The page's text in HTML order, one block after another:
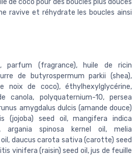
ravive et réhydrate les boucles ainsi
parfum (fragrance), huile de ricin
de butyrospermum parkii (shea),
noix de coco), éthylhexylglycérine,
canola, polyquaternium-10, persea
amygdalus dulcis (amande douce)
(jojoba) seed oil, mangifera indica
argania spinosa kernel oil, melia
daucus carota sativa (carotte) seed
vinifera (raisin) seed oil, jus de feuille